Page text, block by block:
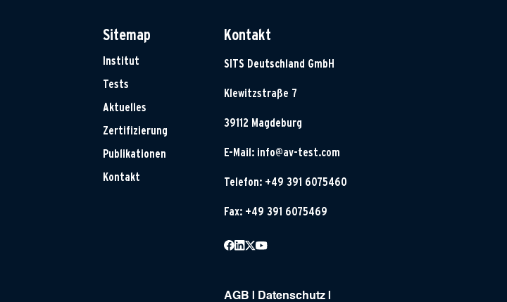
Sitemap
Institut
Tests
Aktuelles
Zertifizierung
Publikationen
Kontakt
Kontakt
SITS Deutschland GmbH
Klewitzstraße 7
39112 Magdeburg
E-Mail: info@av-test.com
Telefon: +49 391 6075460
Fax: +49 391 6075469
AGB Datenschutz